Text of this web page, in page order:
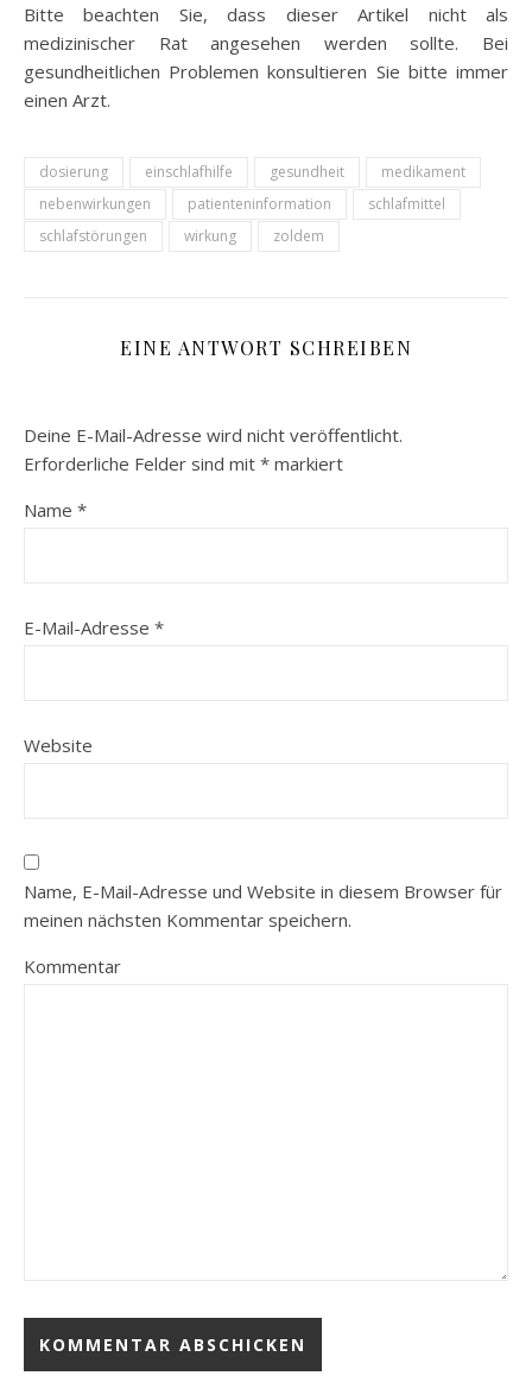
Bitte beachten Sie, dass dieser Artikel nicht als
medizinischer Rat angesehen werden sollte. Bei
gesundheitlichen Problemen konsultieren Sie bitte immer
einen Arzt.
dosierung einschlafhilfe gesundheit
medikament
nebenwirkungen
patienteninformation
schlafmittel
schlafstörungen
wirkung zoldem
EINE ANTWORT SCHREIBEN
Deine E-Mail-Adresse wird nicht veröffentlicht.
Erforderliche Felder sind mit * markiert
Name *
E-Mail-Adresse *
Website
Name, E-Mail-Adresse und Website in diesem Browser für
meinen nächsten Kommentar speichern.
Kommentar